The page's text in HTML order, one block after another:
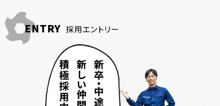
ENTRY 採用エントリー